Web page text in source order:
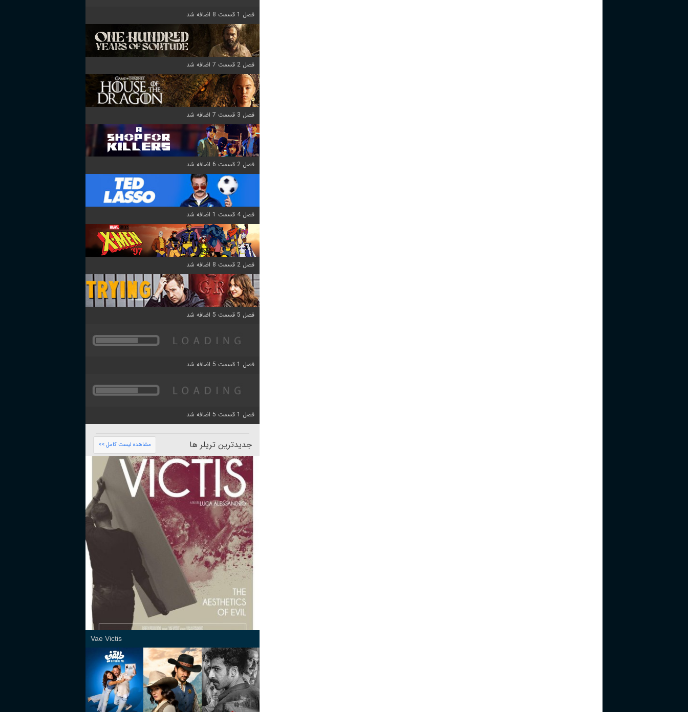
فصل 1 قسمت 8 اضافه شد
فصل 2 قسمت 7 اضافه شد
فصل 3 قسمت 7 اضافه شد
فصل 2 قسمت 6 اضافه شد
فصل 4 قسمت 1 اضافه شد
فصل 2 قسمت 8 اضافه شد
فصل 5 قسمت 5 اضافه شد
فصل 1 قسمت 5 اضافه شد
فصل 1 قسمت 5 اضافه شد
جدیدترین تریلر ها مشاهده لیست کامل >>
Vae Victis